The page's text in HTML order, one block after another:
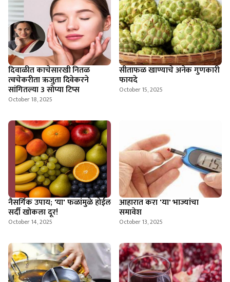
दिवाळीत काचेसारखी नितळ
त्वचेकरीता ऋजुता दिवेकरने
सांगितल्या 3 सोप्या टिप्स
October 18, 2025
सीताफळ खाण्याचे अनेक गुणकारी
फायदे
October 15, 2025
नैसर्गिक उपाय; 'या' फळांमुळे होईल
सर्दी खोकला दूर!
October 14, 2025
आहारात करा 'या' भाज्यांचा
समावेश
October 13, 2025